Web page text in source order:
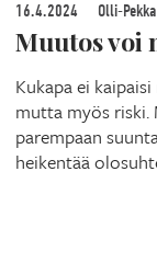
16.4.2024 Olli-
Muutos voi
Kukapa ei
mutta myös riski.
parempaan
heikentää